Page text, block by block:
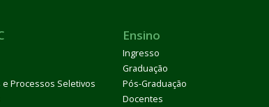
Processos Seletivos
Ensino
Ingresso
Graduação
Pós-Graduação
Docentes